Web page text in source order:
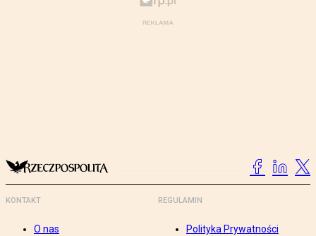
KONTAKT
O nas
REGULAMIN
Polityka Prywatności